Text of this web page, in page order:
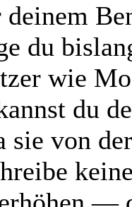
du
wie
du
sie von